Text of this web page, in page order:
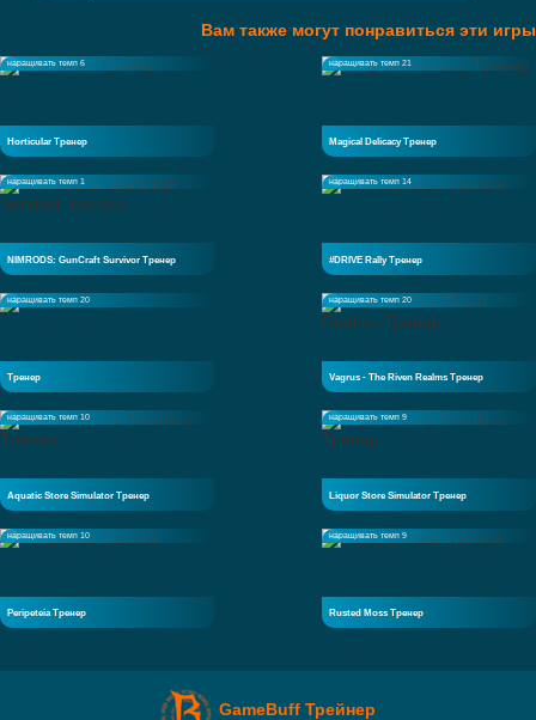
Вам также могут понравиться эти игры
наращивать темп 6
Horticular Тренер
наращивать темп 21
Magical Delicacy Тренер
наращивать темп 1
NIMRODS: GunCraft Survivor Тренер
наращивать темп 14
#DRIVE Rally Тренер
наращивать темп 20
Тренер
наращивать темп 20
Vagrus - The Riven Realms Тренер
наращивать темп 10
Aquatic Store Simulator Тренер
наращивать темп 9
Liquor Store Simulator Тренер
наращивать темп 10
Peripeteia Тренер
наращивать темп 9
Rusted Moss Тренер
GameBuff Трейнер